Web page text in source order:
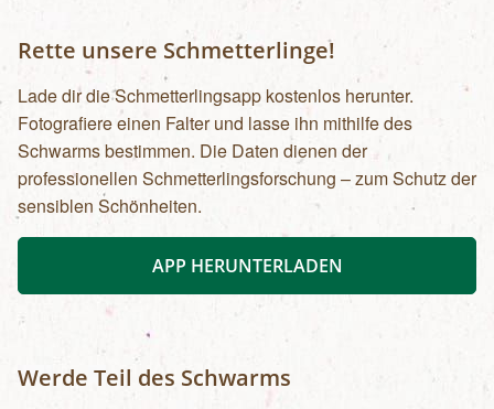
Rette unsere Schmetterlinge!
Lade dir die Schmetterlingsapp kostenlos herunter.
Fotografiere einen Falter und lasse ihn mithilfe des
Schwarms bestimmen. Die Daten dienen der
professionellen Schmetterlingsforschung – zum Schutz der
sensiblen Schönheiten.
APP HERUNTERLADEN
Werde Teil des Schwarms